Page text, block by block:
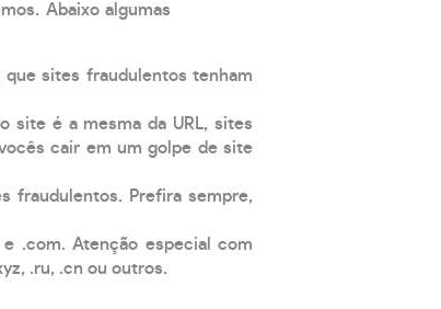
Abaixo algumas
sites fraudulentos tenham
site é a mesma da URL, sites
cair em um golpe de site
fraudulentos. Prefira sempre,
.com. Atenção especial com
.ru, .cn ou outros.